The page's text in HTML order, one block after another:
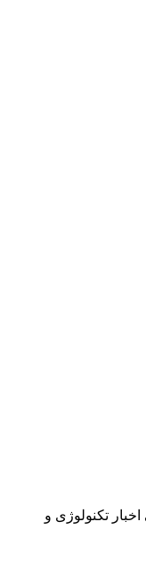
هدف بررسی اخبار تکنولوژی و